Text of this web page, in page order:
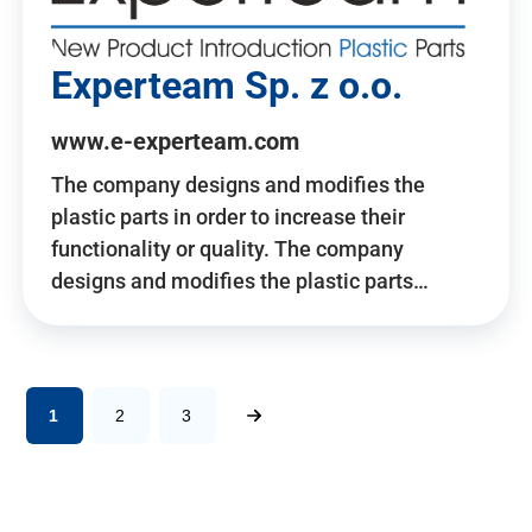
Experteam Sp. z o.o.
www.e-experteam.com
The company designs and modifies the
plastic parts in order to increase their
functionality or quality. The company
designs and modifies the plastic parts…
1 2 3